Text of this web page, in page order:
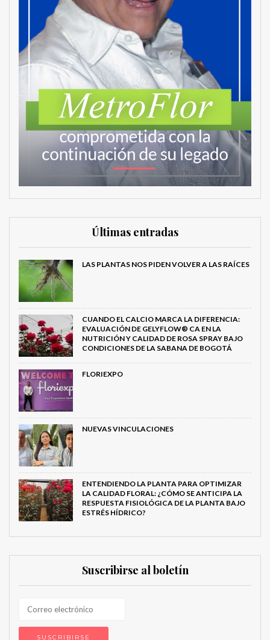
Últimas entradas
LAS PLANTAS NOS PIDEN VOLVER A LAS RAÍCES
CUANDO EL CALCIO MARCA LA DIFERENCIA:
EVALUACIÓN DE GELYFLOW® CA EN LA
NUTRICIÓN Y CALIDAD DE ROSA SPRAY BAJO
CONDICIONES DE LA SABANA DE BOGOTÁ
FLORIEXPO
NUEVAS VINCULACIONES
ENTENDIENDO LA PLANTA PARA OPTIMIZAR
LA CALIDAD FLORAL: ¿CÓMO SE ANTICIPA LA
RESPUESTA FISIOLÓGICA DE LA PLANTA BAJO
ESTRÉS HÍDRICO?
Suscribirse al boletín